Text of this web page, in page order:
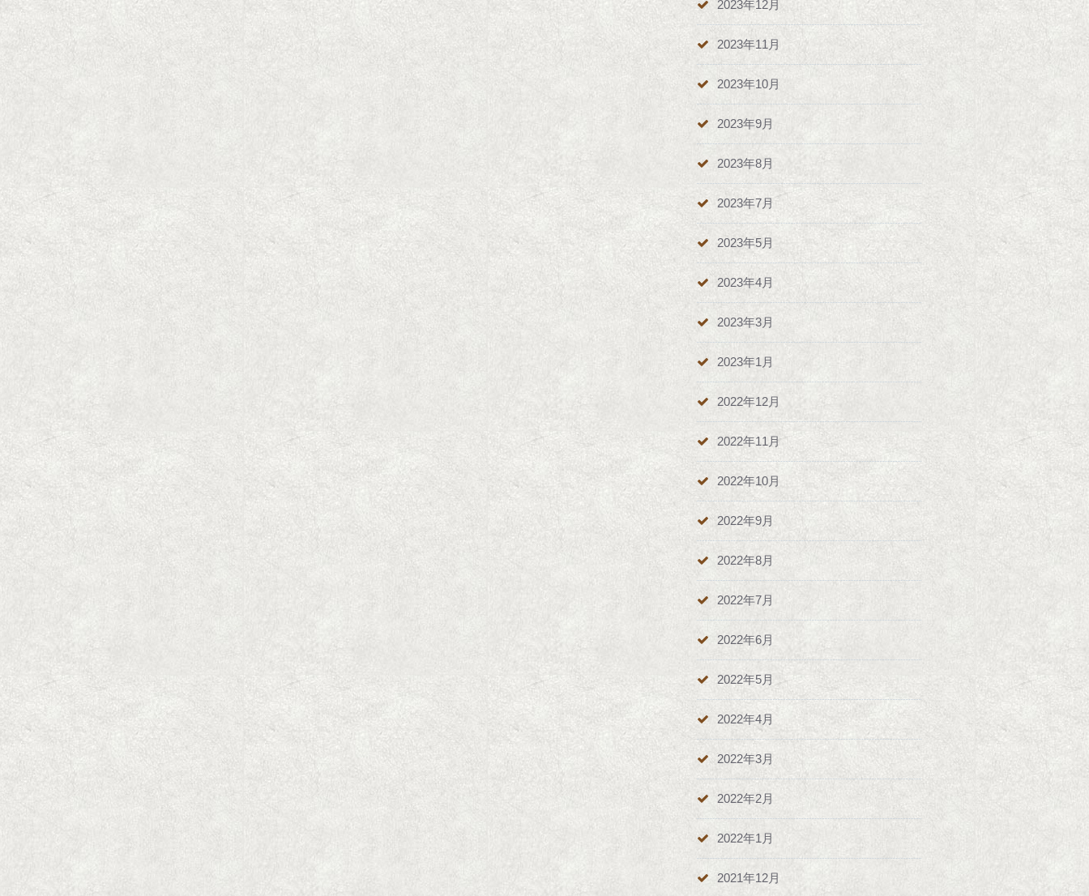
2023年12月
2023年11月
2023年10月
2023年9月
2023年8月
2023年7月
2023年5月
2023年4月
2023年3月
2023年1月
2022年12月
2022年11月
2022年10月
2022年9月
2022年8月
2022年7月
2022年6月
2022年5月
2022年4月
2022年3月
2022年2月
2022年1月
2021年12月